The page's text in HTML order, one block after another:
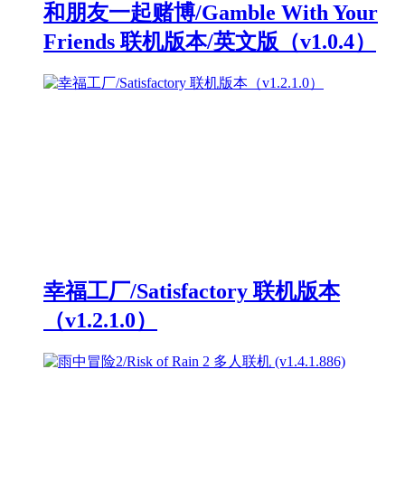
和朋友一起赌博/Gamble With Your
Friends 联机版本/英文版（v1.0.4）
幸福工厂/Satisfactory 联机版本
（v1.2.1.0）